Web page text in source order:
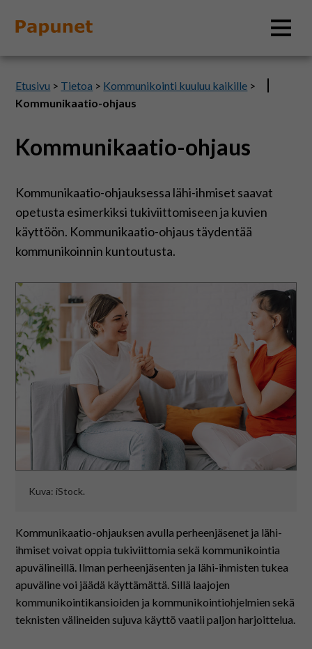
Tietoa
Materiaalit
Kuvatyökalut
På svenska
In English
Etusivu > Tietoa > Kommunikointi kuuluu kaikille >
Kommunikaatio-ohjaus
Kommunikaatio-ohjaus
Kommunikaatio-ohjauksessa lähi-ihmiset saavat
opetusta esimerkiksi tukiviittomiseen ja kuvien
käyttöön. Kommunikaatio-ohjaus täydentää
kommunikoinnin kuntoutusta.
Kuva: iStock.
Kommunikaatio-ohjauksen avulla perheenjäsenet ja lähi-
ihmiset voivat oppia tukiviittomia sekä kommunikointia
apuvälineillä. Ilman perheenjäsenten ja lähi-ihmisten tukea
apuväline voi jäädä käyttämättä. Sillä laajojen
kommunikointikansioiden ja kommunikointiohjelmien sekä
teknisten välineiden sujuva käyttö vaatii paljon harjoittelua.